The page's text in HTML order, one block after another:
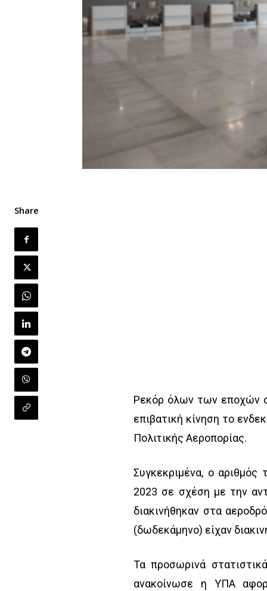
Share
Ρεκόρ όλων των εποχών
επιβατική κίνηση το
Πολιτικής Αεροπορίας.
Συγκεκριμένα, ο
2023 σε σχέση με την
διακινήθηκαν στα
(δωδεκάμηνο) είχαν
Τα προσωρινά
ανακοίνωσε η ΥΠΑ